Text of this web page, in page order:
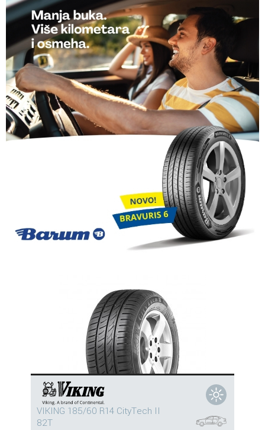
VIKING 185/60 R14 CityTech II
82T